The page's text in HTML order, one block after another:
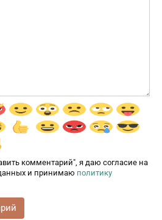
комментарий", я даю согласие на
и принимаю политику